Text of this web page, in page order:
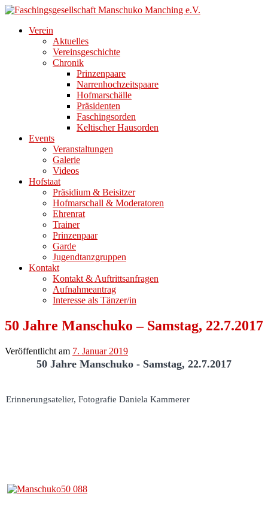
Direkt
Inhalt
Verein
Aktuelles
Vereinsgeschichte
Chronik
Prinzenpaare
Narrenhochzeitspaare
Hofmarschälle
Präsidenten
Faschingsorden
Keltischer Hausorden
Events
Veranstaltungen
Galerie
Videos
Hofstaat
Präsidium & Beisitzer
Hofmarschall & Moderatoren
Ehrenrat
Trainer
Prinzenpaar
Garde
Jugendtanzgruppen
Kontakt
Kontakt & Auftrittsanfragen
Aufnahmeantrag
Interesse als Tänzer/in
50 Jahre Manschuko – Samstag, 22.7.2017
Veröffentlicht am 7. Januar 2019
50 Jahre Manschuko - Samstag, 22.7.2017
Erinnerungsatelier, Fotografie Daniela Kammerer